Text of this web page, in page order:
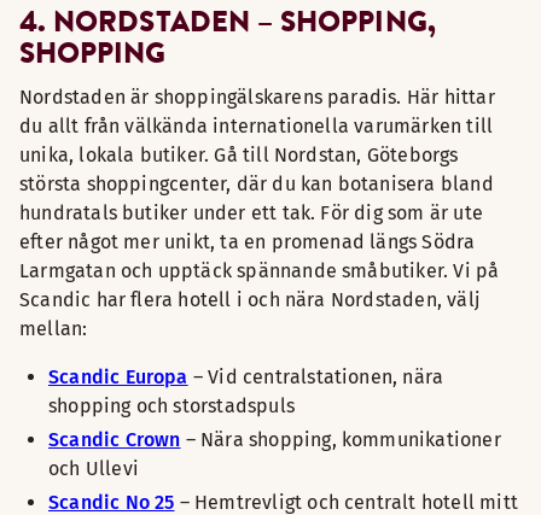
4. NORDSTADEN – SHOPPING,
SHOPPING
Nordstaden är shoppingälskarens paradis. Här hittar
du allt från välkända internationella varumärken till
unika, lokala butiker. Gå till Nordstan, Göteborgs
största shoppingcenter, där du kan botanisera bland
hundratals butiker under ett tak. För dig som är ute
efter något mer unikt, ta en promenad längs Södra
Larmgatan och upptäck spännande småbutiker. Vi på
Scandic har flera hotell i och nära Nordstaden, välj
mellan:
Scandic Europa – Vid centralstationen, nära
shopping och storstadspuls
Scandic Crown – Nära shopping, kommunikationer
och Ullevi
Scandic No 25 – Hemtrevligt och centralt hotell mitt